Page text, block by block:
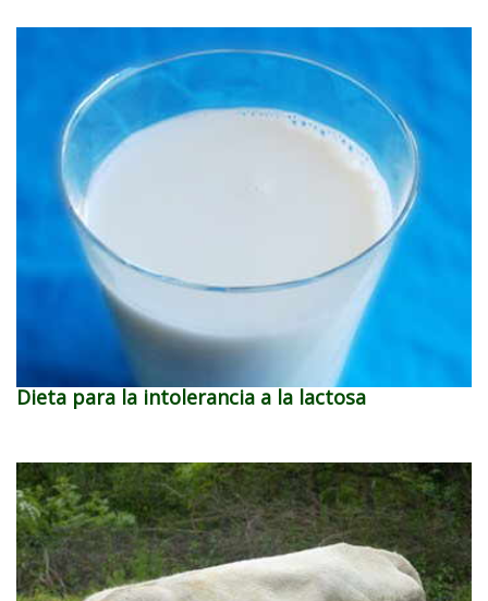
Dieta para la intolerancia a la lactosa